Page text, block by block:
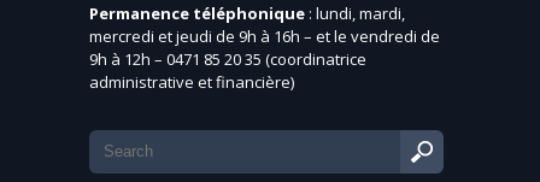
Permanence téléphonique : lundi, mardi,
mercredi et jeudi de 9h à 16h – et le vendredi de
9h à 12h – 0471 85 20 35 (coordinatrice
administrative et financière)